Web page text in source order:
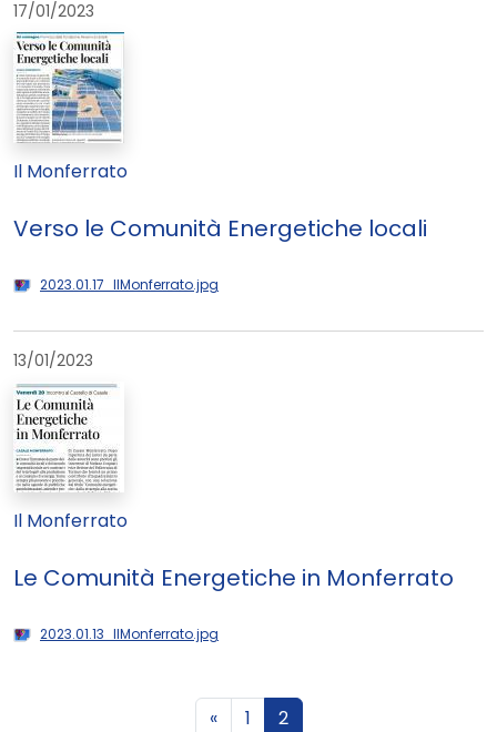
17/01/2023
Il Monferrato
Verso le Comunità Energetiche locali
2023.01.17_IlMonferrato.jpg
13/01/2023
Il Monferrato
Le Comunità Energetiche in Monferrato
2023.01.13_IlMonferrato.jpg
« 1 2